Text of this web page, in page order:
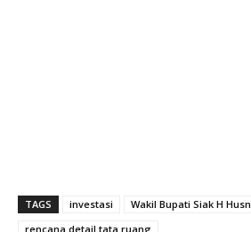
TAGS investasi
Wakil Bupati Siak H
rencana detail tata ruang